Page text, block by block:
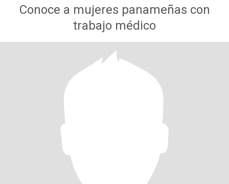
Conoce a mujeres panameñas con
trabajo médico